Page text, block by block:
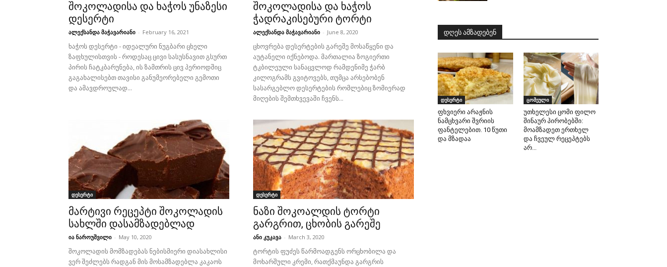
შოკოლადისა და ხაჭოს უნაზესი
დესერტი
ალექსანდა მაჭავარიანი - February 16, 2021
ხაჭოს დესერტი - იდეალური ნუგბარი ცხელი
ზაფხულისთვის - როდესაც ცივი სასუსნავით გსურთ
პირის ჩატკბარუნება, ის ზამთრის ცივ პერიოდშიც
გაგახალისებთ თავისი განუმეორებელი გემოთი
და ამავდროულად...
შოკოლადისა და ხაჭოს
ჭადრაკისებური ტორტი
ალექსანდა მაჭავარიანი - June 8, 2020
ცხოვრება დესერტების გარეშე მოსაწყენი და
აუტანელი იქნებოდა. მართალია ზოგიერთი
ტკბილეული სანაცვლოდ რამდენიმე ჭარბ
კილოგრამს გვიტოვებს, თუმცა არსებობენ
სასარგებლო დესერტების რომლებიც ზომიერად
მიღების შემთხვევაში ჩვენს...
დესერტი
მარტივი რეცეპტი შოკოლადის
სახლში დასამზადებლად
ია ნაროუშვილი - May 10, 2020
შოკოლადის მომზადებას ნებისმიერი დიასახლისი
ვერ შეძლებს რადგან მის მოსამზადებლა კაკაოს
დესერტი
ნაზი შოკოალდის ტორტი
გარგრით, ცხობის გარეშე
ანი კუკავა - March 3, 2020
ტორტის ფუძეს წარმოადგენს ორცხობილა და
მოხარშული კრემი, რათქმაუნდა გარგრის
დღეს ამზადებენ
დესერტი
ფხვიერი არაჟნის
ნამცხვარი შვრიის
ფანტელებით. 10 წუთი
და მზადაა
ცომეული
უთხელესი ცომი ფილო
შინაურ პირობებში:
მოამზადეთ ერთხელ
და ჩვეულ რეცეპტებს
არ...